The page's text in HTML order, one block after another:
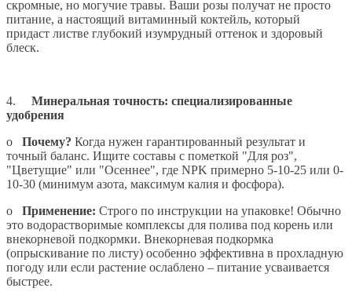
скромные, но могучие травы. Ваши розы получат не просто
питание, а настоящий витаминный коктейль, который
придаст листве глубокий изумрудный оттенок и здоровый
блеск.
4. Минеральная точность: специализированные
удобрения
o Почему? Когда нужен гарантированный результат и
точный баланс. Ищите составы с пометкой "Для роз",
"Цветущие" или "Осеннее", где NPK примерно 5-10-25 или 0-
10-30 (минимум азота, максимум калия и фосфора).
o Применение: Строго по инструкции на упаковке! Обычно
это водорастворимые комплексы для полива под корень или
внекорневой подкормки. Внекорневая подкормка
(опрыскивание по листу) особенно эффективна в прохладную
погоду или если растение ослаблено – питание усваивается
быстрее.